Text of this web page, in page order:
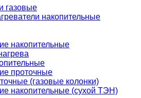
газовые
накопительные
накопительные
проточные
(газовые колонки)
накопительные (сухой ТЭН)